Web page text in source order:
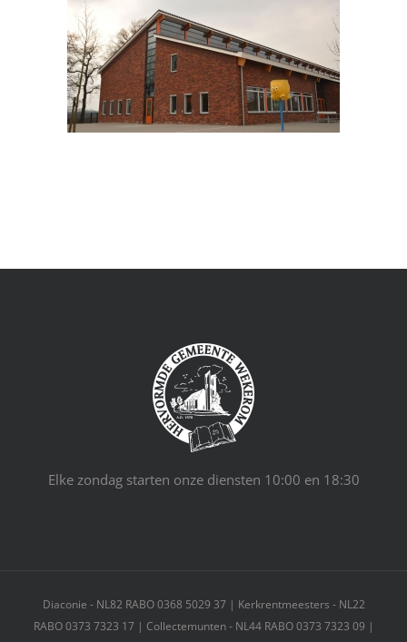
Elke zondag starten onze diensten 10:00 en 18:30
Diaconie - NL82 RABO 0368 5029 37 | Kerkrentmeesters - NL22
RABO 0373 7323 17 | Collectemunten - NL44 RABO 0373 7323 09 |